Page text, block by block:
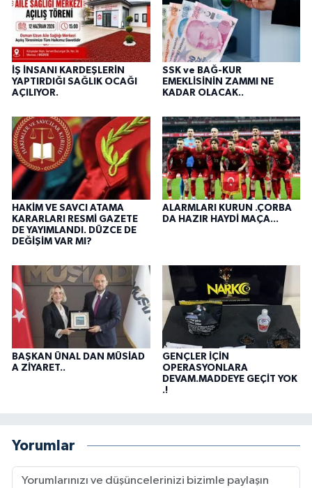
İŞ İNSANI KARDEŞLERİN
YAPTIRDIĞI SAĞLIK OCAĞI
AÇILIYOR.
SSK ve BAĞ-KUR
EMEKLİSİNİN ZAMMI NE
KADAR OLACAK..
HAKİM VE SAVCI ATAMA
KARARLARI RESMİ GAZETE
DE YAYIMLANDI. DÜZCE DE
DEĞİŞİM VAR MI?
ALARMLARI KURUN .ÇORBA
DA HAZIR HAYDİ MAÇA...
BAŞKAN ÜNAL DAN MÜSİAD
A ZİYARET..
GENÇLER İÇİN
OPERASYONLARA
DEVAM.MADDEYE GEÇİT YOK
.!
Yorumlar